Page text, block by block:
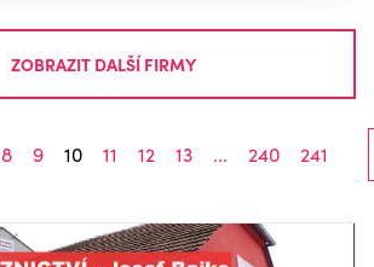
ZOBRAZIT DALŠÍ FIRMY
8 9 10 11 12 13 ... 240 241